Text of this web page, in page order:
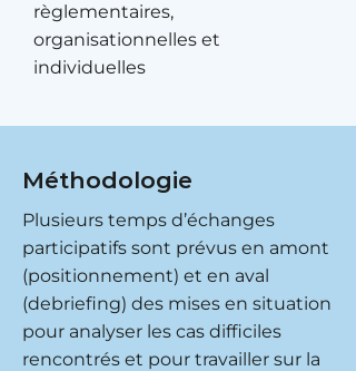
règlementaires,
organisationnelles et
individuelles
Méthodologie
Plusieurs temps d’échanges
participatifs sont prévus en amont
(positionnement) et en aval
(debriefing) des mises en situation
pour analyser les cas difficiles
rencontrés et pour travailler sur la